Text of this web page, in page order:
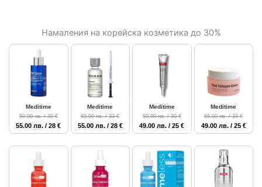
Намаления на корейска козметика до 30%
Meditime
59.00 лв. / 30 €
55.00 лв. / 28 €
Meditime
65.00 лв. / 33 €
55.00 лв. / 28 €
Meditime
59.00 лв. / 30 €
49.00 лв. / 25 €
Meditime
65.00 лв. / 33 €
49.00 лв. / 25 €